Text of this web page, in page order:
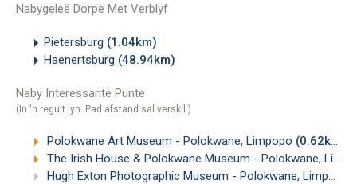
Nabygeleë Dorpe Met Verblyf
Pietersburg (1.04km)
Haenertsburg (48.94km)
Naby Interessante Punte
(In 'n reguit lyn. Pad afstand sal verskil.)
Polokwane Art Museum - Polokwane, Limpopo (0.62km)
The Irish House & Polokwane Museum - Polokwane, Limpopo
Hugh Exton Photographic Museum - Polokwane, Limpopo